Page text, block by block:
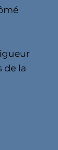
de la